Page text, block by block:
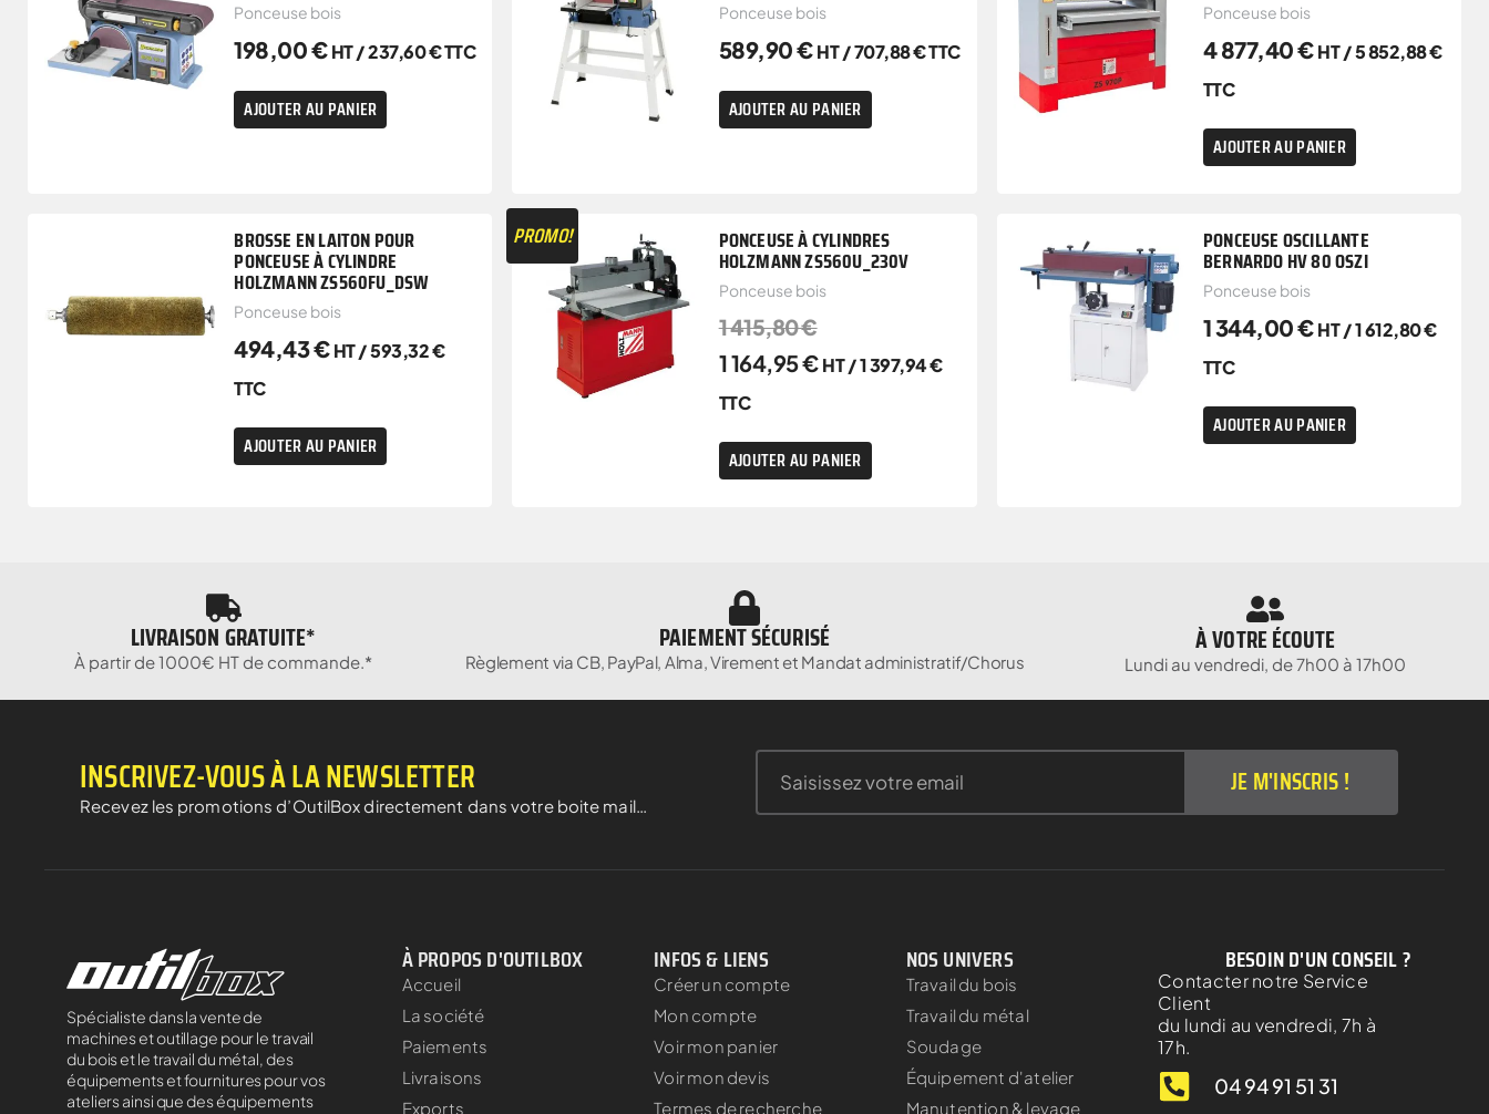
Ponceuse bois
198,00€ HT /237,60€TTC
AJOUTER AU PANIER
Ponceuse bois
589,90€ HT /707,88€TTC
AJOUTER AU PANIER
Ponceuse bois
4 877,40€HT /5 852,88€
TTC
AJOUTER AU PANIER
BROSSE EN LAITON POUR
PONCEUSE À CYLINDRE
HOLZMANN ZS560FU_DSW
Ponceuse bois
494,43€ HT /593,32€
TTC
AJOUTER AU PANIER
PROMO! PONCEUSE À CYLINDRES
HOLZMANN ZS560U_230V
Ponceuse bois
1 415,80€
1 164,95€ HT /1 397,94€
TTC
AJOUTER AU PANIER
PONCEUSE OSCILLANTE
BERNARDO HV 80 OSZI
Ponceuse bois
1 344,00€HT /1 612,80€
TTC
AJOUTER AU PANIER
LIVRAISON GRATUITE*
À partir de 1000€ HT de commande.*
PAIEMENT SÉCURISÉ
Règlement via CB, PayPal, Alma, Virement et Mandat administratif/Chorus
À VOTRE ÉCOUTE
Lundi au vendredi, de 7h00 à 17h00
INSCRIVEZ-VOUS À LA NEWSLETTER
Recevez les promotions d’OutilBox directement dans votre boite mail…
JE M'INSCRIS !
Spécialiste dans la vente de
machines et outillage pour le travail
du bois et le travail du métal, des
équipements et fournitures pour vos
ateliers ainsi que des équipements
À PROPOS D'OUTILBOX
Accueil
La société
Paiements
Livraisons
Exports
INFOS & LIENS
Créer un compte
Mon compte
Voir mon panier
Voir mon devis
Termes de recherche
NOS UNIVERS
Travail du bois
Travail du métal
Soudage
Équipement d'atelier
Manutention & levage
BESOIN D'UN CONSEIL ?
Contacter notre Service
Client
du lundi au vendredi, 7h à
17h.
04 94 91 51 31